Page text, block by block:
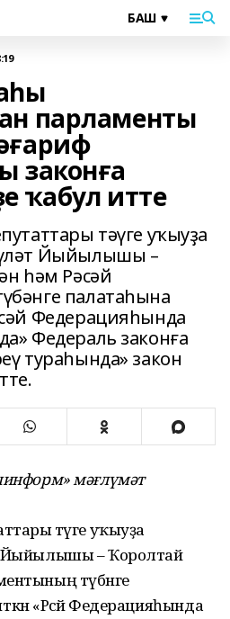
парламенты
законға
ҡабул итте
тәүге уҡыуҙа
Йыйылышы –
һәм Рәсәй
палатаһына
Федерацияһында
Федераль законға
тураһында» закон
мәғлүмәт
тәүге уҡыуҙа
Йыйылышы – Ҡоролтай
түбәнге
«Рәсәй Федерацияһында